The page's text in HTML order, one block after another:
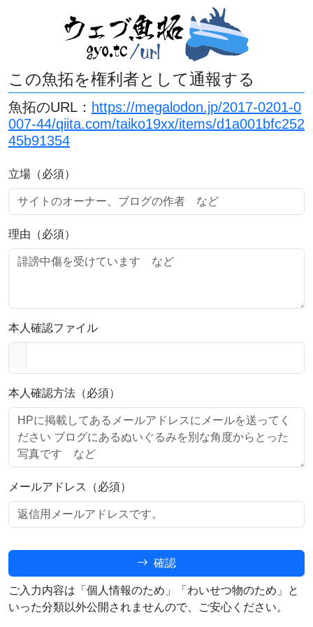
この魚拓を権利者として通報する
魚拓のURL： https://megalodon.jp/2017-0201-0
007-44/qiita.com/taiko19xx/items/d1a001bfc252
45b91354
立場（必須）
理由（必須）
本人確認ファイル
本人確認方法（必須）
メールアドレス（必須）
確認
ご入力内容は「個人情報のため」「わいせつ物のため」と
いった分類以外公開されませんので、ご安心ください。